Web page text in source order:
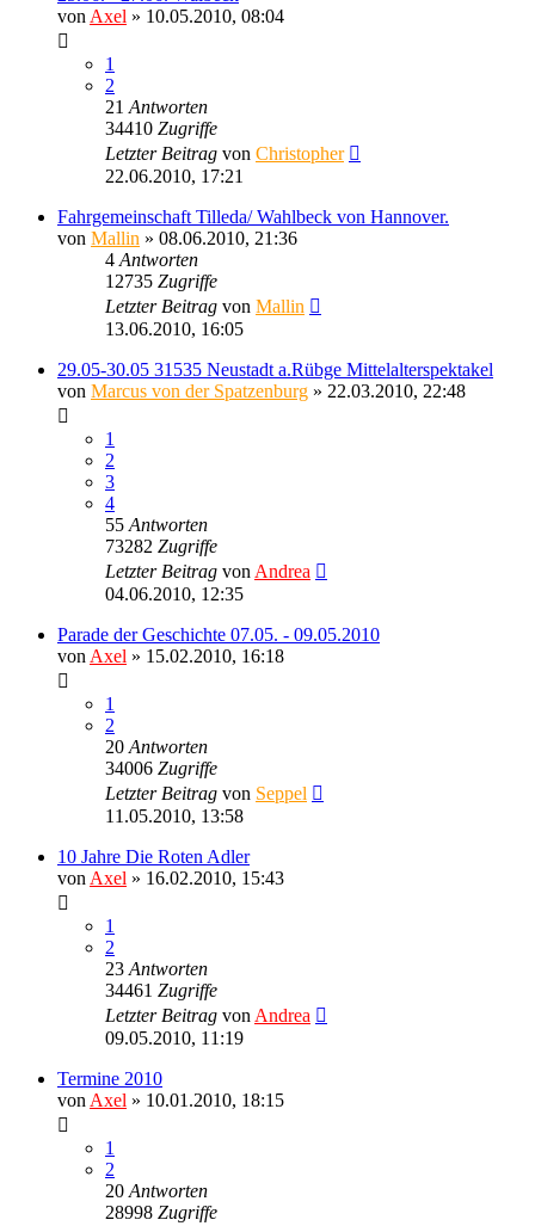
vonAxel » 10.05.2010, 08:04
1
2
21Antworten
34410 Zugriffe
Letzter Beitrag von Christopher
22.06.2010, 17:21
Fahrgemeinschaft Tilleda/ Wahlbeck von Hannover.
von Mallin » 08.06.2010, 21:36
4Antworten
12735 Zugriffe
Letzter Beitrag von Mallin
13.06.2010, 16:05
29.05-30.05 31535 Neustadt a.Rübge Mittelalterspektakel
von Marcus von der Spatzenburg » 22.03.2010, 22:48
1
2
3
4
55Antworten
73282 Zugriffe
Letzter Beitrag vonAndrea
04.06.2010, 12:35
Parade der Geschichte 07.05. - 09.05.2010
vonAxel » 15.02.2010, 16:18
1
2
20Antworten
34006 Zugriffe
Letzter Beitrag von Seppel
11.05.2010, 13:58
10 Jahre Die Roten Adler
vonAxel » 16.02.2010, 15:43
1
2
23Antworten
34461 Zugriffe
Letzter Beitrag vonAndrea
09.05.2010, 11:19
Termine 2010
vonAxel » 10.01.2010, 18:15
1
2
20Antworten
28998 Zugriffe